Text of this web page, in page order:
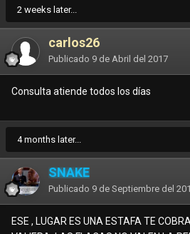
2 weeks later...
carlos26
Publicado 9 de Abril del 2017
Consulta atiende todos los días
4 months later...
SNAKE
Publicado 9 de Septiembre del
ESE , LUGAR ES UNA ESTAFA TE